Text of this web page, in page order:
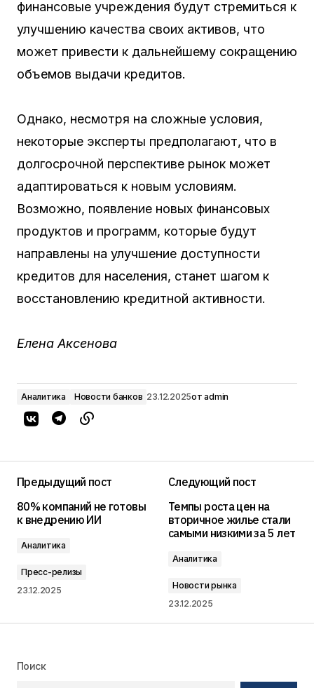
финансовые учреждения будут стремиться к
улучшению качества своих активов, что
может привести к дальнейшему сокращению
объемов выдачи кредитов.
Однако, несмотря на сложные условия,
некоторые эксперты предполагают, что в
долгосрочной перспективе рынок может
адаптироваться к новым условиям.
Возможно, появление новых финансовых
продуктов и программ, которые будут
направлены на улучшение доступности
кредитов для населения, станет шагом к
восстановлению кредитной активности.
Елена Аксенова
Аналитика Новости банков 23.12.2025от admin
Предыдущий пост
80% компаний не готовы
к внедрению ИИ
Аналитика
Пресс-релизы
23.12.2025
Следующий пост
Темпы роста цен на
вторичное жилье стали
самыми низкими за 5 лет
Аналитика
Новости рынка
23.12.2025
Поиск